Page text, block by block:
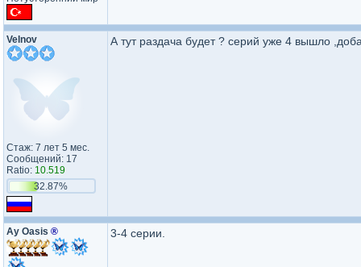
Velnov
Стаж: 7 лет 5 мес.
Сообщений: 17
Ratio: 10.519
32.87%
А тут раздача будет ? серий уже 4 вышло
Ay Oasis ® 3-4 серии.